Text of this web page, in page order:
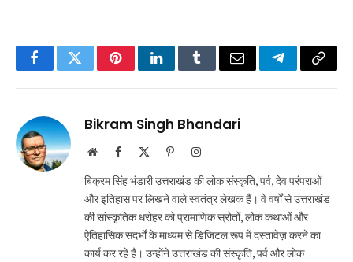
FacebookTwitterPinterestLinkedInTumblrEmail TelegramCopy
Bikram Singh Bhandari
WebsiteFacebook PinterestInstagram
बिक्रम सिंह भंडारी उत्तराखंड की लोक संस्कृति, पर्व, देव परंपराओं
और इतिहास पर लिखने वाले स्वतंत्र लेखक हैं। वे वर्षों से उत्तराखंड
की सांस्कृतिक धरोहर को प्रामाणिक स्रोतों, लोक कथाओं और
ऐतिहासिक संदर्भों के माध्यम से डिजिटल रूप में दस्तावेज़ करने का
कार्य कर रहे हैं। उन्होंने उत्तराखंड की संस्कृति, पर्व और लोक